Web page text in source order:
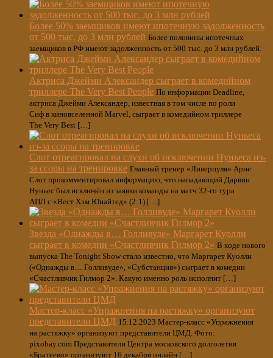
Более 50% заемщиков имеют ипотечную задолженность
от 500 тыс. до 3 млн рублей Более половины ипотечных
заемщиков в РФ имеют задолженность от 500 тыс. до 3 млн рублей.
Актриса Джейми Александер сыграет в комедийном
триллере The Very Best People По информации Deadline,
актриса Джейми Александер, известная в том числе по роли
Сиф в киновселенной Marvel, сыграет в комедийном триллере
The Very Best […]
Слот отреагировал на слухи об исключении Нуньеса из-
за ссоры на тренировке Главный тренер «Ливерпуля» Арне
Слот прокомментировал информацию, что нападающий Дарвин
Нуньес был исключён из заявки команды на матч 32-го тура
АПЛ с «Вест Хэм Юнайтед» (2:1) […]
Звезда «Однажды в… Голливуде» Маргарет Куолли
сыграет в комедии «Счастливчик Гилмор 2» В ходе нового
выпуска The Tonight Show стало известно, что Маргарет Куолли
(«Однажды в… Голливуде», «Субстанция») сыграет в комедии
«Счастливчик Гилмор 2». Какую именно роль исполнит […]
Мастер-класс «Упражнения на растяжку» организуют
представители ЦМД 15.12.2023 Мастер-класс «Упражнения
на растяжку» организуют представители ЦМД. Фото:
pixobay.com Представители Центра московского долголетия
«Братеево» организуют 16 декабря онлайн […]